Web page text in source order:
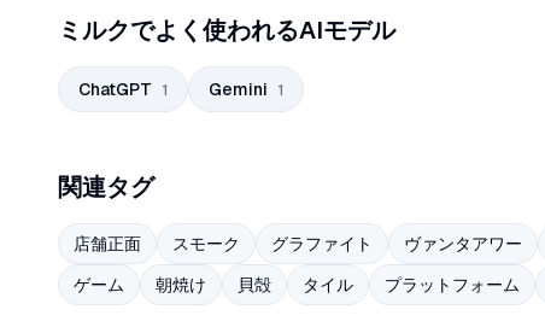
ミルクでよく使われるAIモデル
ChatGPT 1 Gemini 1
関連タグ
店舗正面 スモーク グラファイト ヴァンタアワー
ゲーム
朝焼け 貝殻 タイル プラットフォーム